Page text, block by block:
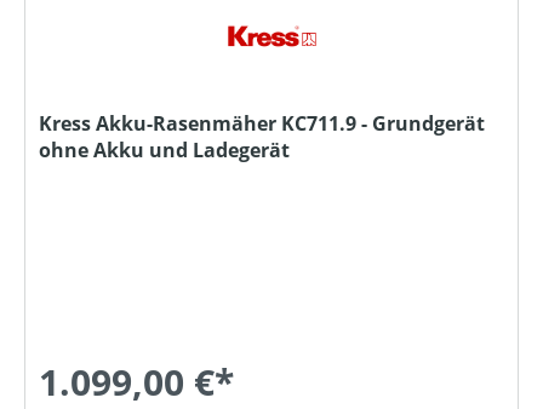
Kress Akku-Rasenmäher KC711.9 - Grundgerät
ohne Akku und Ladegerät
1.099,00 €*